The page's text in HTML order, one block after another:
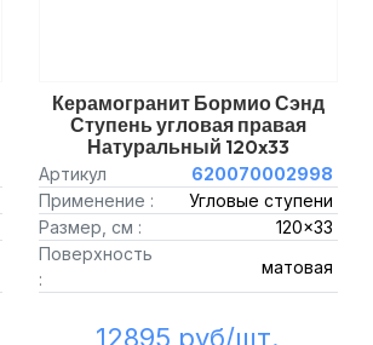
Керамогранит Бормио Сэнд
Ступень угловая правая
Натуральный 120x33
Артикул
620070002998
Применение :
Угловые ступени
Размер, см :
120x33
Поверхность
:
матовая
12895 руб/шт.